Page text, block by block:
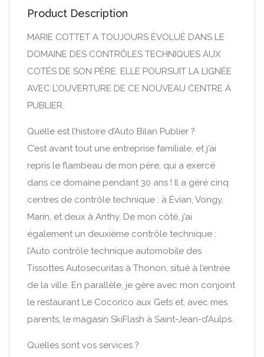
Product Description
MARIE COTTET A TOUJOURS ÉVOLUÉ DANS LE
DOMAINE DES CONTRÔLES TECHNIQUES AUX
COTÉS DE SON PÈRE. ELLE POURSUIT LA LIGNÉE
AVEC L’OUVERTURE DE CE NOUVEAU CENTRE À
PUBLIER.
Quelle est l’histoire d’Auto Bilan Publier ?
C’est avant tout une entreprise familiale, et j’ai
repris le flambeau de mon père, qui a exercé
dans ce domaine pendant 30 ans ! Il a géré cinq
centres de contrôle technique : à Évian, Vongy,
Marin, et deux à Anthy. De mon côté, j’ai
également un deuxième contrôle technique :
l’Auto contrôle technique automobile des
Tissottes Autosecuritas à Thonon, situé à l’entrée
de la ville. En parallèle, je gère avec mon conjoint
le restaurant Le Cocorico aux Gets et, avec mes
parents, le magasin SkiFlash à Saint-Jean-d’Aulps.
Quelles sont vos services ?